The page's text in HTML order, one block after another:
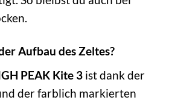
Aufbau des Zeltes?
PEAK Kite 3 ist dank der
der farblich markierten